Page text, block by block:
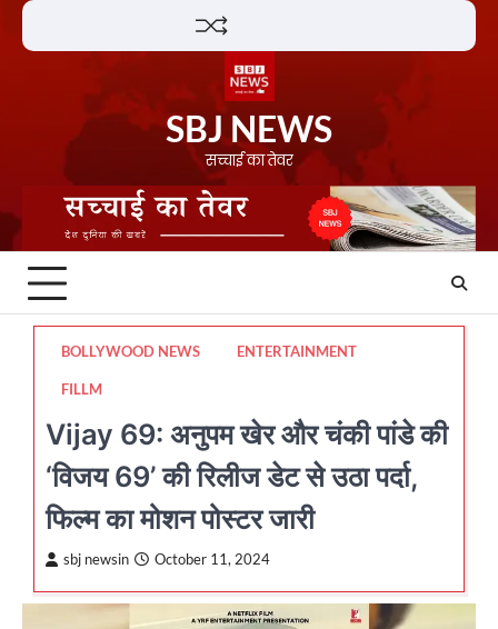
Skip
SBJ NEWS
सच्चाई का तेवर
BOLLYWOOD NEWS ENTERTAINMENT
FILLM
Vijay 69: अनुपम खेर और चंकी पांडे की
‘विजय 69’ की रिलीज डेट से उठा पर्दा,
फिल्म का मोशन पोस्टर जारी
sbj newsin October 11, 2024